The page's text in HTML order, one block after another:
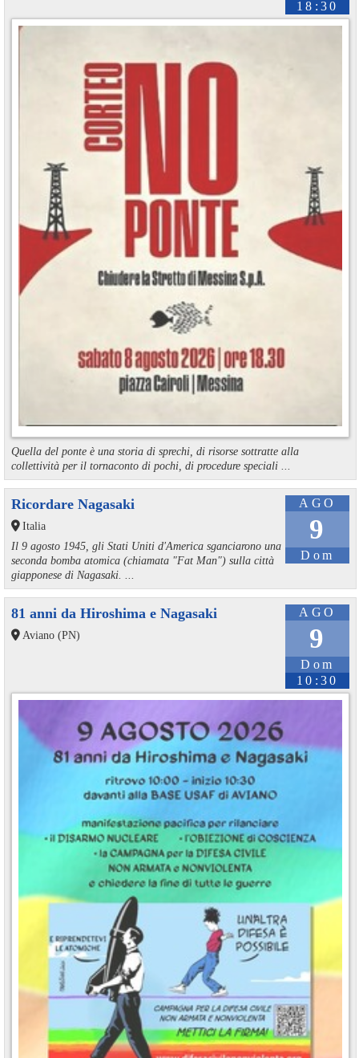
18:30
Quella del ponte è una storia di sprechi, di risorse sottratte alla
collettività per il tornaconto di pochi, di procedure speciali ...
AGO
9
Dom
Ricordare Nagasaki
Italia
Il 9 agosto 1945, gli Stati Uniti d'America sganciarono una
seconda bomba atomica (chiamata "Fat Man") sulla città
giapponese di Nagasaki. ...
AGO
9
Dom
10:30
81 anni da Hiroshima e Nagasaki
Aviano (PN)